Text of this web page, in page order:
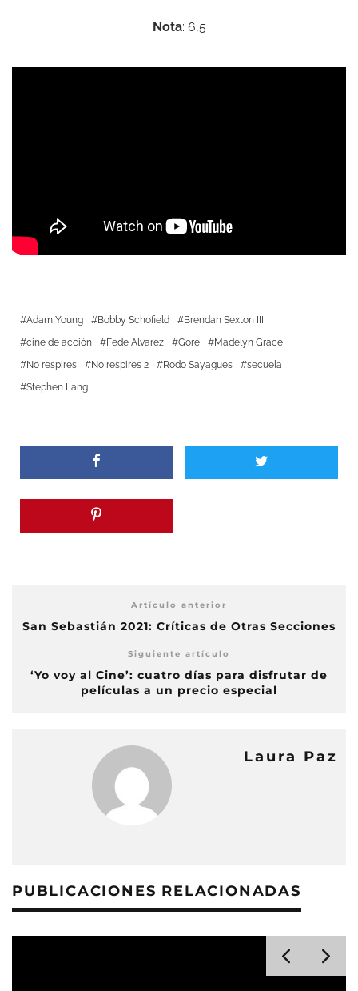
Nota: 6,5
Adam Young Bobby Schofield
Brendan Sexton III
cine de acción
Fede Alvarez Gore
Madelyn Grace
No respires
No respires 2 Rodo Sayagues
secuela
Stephen Lang
Artículo anterior
San Sebastián 2021: Críticas de Otras Secciones
Siguiente artículo
‘Yo voy al Cine’: cuatro días para disfrutar de
películas a un precio especial
Laura Paz
PUBLICACIONES RELACIONADAS